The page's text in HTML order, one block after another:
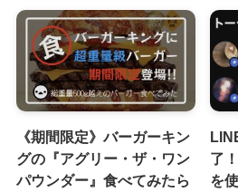
《期間限定》バーガーキン
グの『アグリー・ザ・ワン
パウンダー』食べてみたら
了
を